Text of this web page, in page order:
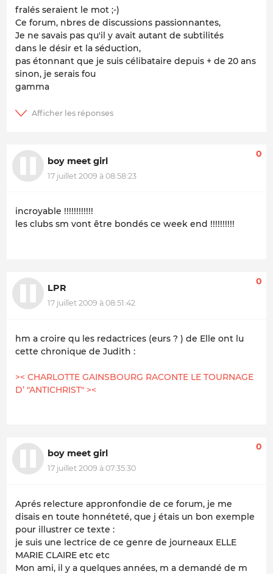
fralés seraient le mot ;-)
Ce forum, nbres de discussions passionnantes,
Je ne savais pas qu'il y avait autant de subtilités
dans le désir et la séduction,
pas étonnant que je suis célibataire depuis + de 20 ans
sinon, je serais fou
gamma
boy meet girl
17 juillet 2009 à 08:58:23
0
incroyable !!!!!!!!!!!!
les clubs sm vont être bondés ce week end !!!!!!!!!!
LPR
17 juillet 2009 à 08:51:42
0
hm a croire qu les redactrices (eurs ? ) de Elle ont lu
cette chronique de Judith :
>< CHARLOTTE GAINSBOURG RACONTE LE TOURNAGE
D’ "ANTICHRIST" ><
boy meet girl
17 juillet 2009 à 07:35:30
0
Aprés relecture appronfondie de ce forum, je me
disais en toute honnéteté, que j étais un bon exemple
pour illustrer ce texte :
je suis une lectrice de ce genre de journeaux ELLE
MARIE CLAIRE etc etc
Mon ami, il y a quelques années, m a demandé de m